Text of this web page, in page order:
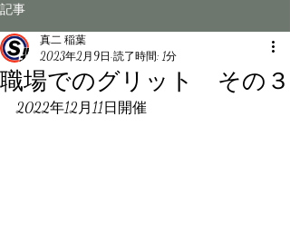
記事
職場でのグリット その３
真二 稲葉
2023年2月9日 読了時間: 1分
2022年12月11日開催